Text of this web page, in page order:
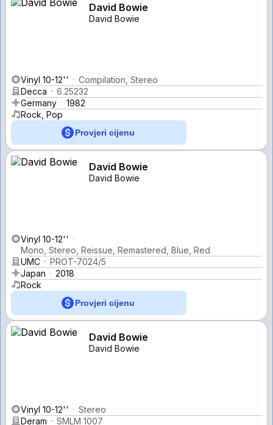
David Bowie
David Bowie
Vinyl 10-12''
Compilation, Stereo
Decca
6.25232
Germany
1982
Rock, Pop
Provjeri cijenu
David Bowie
David Bowie
Vinyl 10-12''
Mono, Stereo, Reissue, Remastered, Blue, Red
UMC
PROT-7024/5
Japan
2018
Rock
Provjeri cijenu
David Bowie
David Bowie
Vinyl 10-12''
Stereo
Deram
SMLM 1007